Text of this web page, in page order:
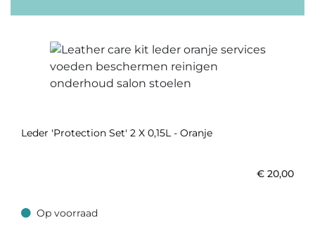
Leder 'Protection Set' 2 X 0,15L - Oranje
€ 20,00
Op voorraad
Op voorraad